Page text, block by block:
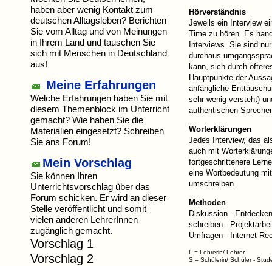
haben aber wenig Kontakt zum
deutschen Alltagsleben? Berichten
Sie vom Alltag und von Meinungen
in Ihrem Land und tauschen Sie
sich mit Menschen in Deutschland
aus!
Meine Erfahrungen
Welche Erfahrungen haben Sie mit
diesem Themenblock im Unterricht
gemacht? Wie haben Sie die
Materialien eingesetzt? Schreiben
Sie ans Forum!
Mein Vorschlag
Sie können Ihren
Unterrichtsvorschlag über das
Forum schicken. Er wird an dieser
Stelle veröffentlicht und somit
vielen anderen LehrerInnen
zugänglich gemacht.
Vorschlag 1
Vorschlag 2
Hörverständnis
Jeweils ein Interview
Time zu hören. Es
Interviews. Sie sind
durchaus
kann, sich durch
Hauptpunkte der
anfängliche
sehr wenig versteht)
authentischen
Worterklärungen
Jedes Interview, das
auch mit
fortgeschrittenere
eine Wortbedeutung
umschreiben.
Methoden
Diskussion -
schreiben -
Umfragen - Internet-
L = Lehrerin/ Lehrer
S = Schülerin/ Schüler -